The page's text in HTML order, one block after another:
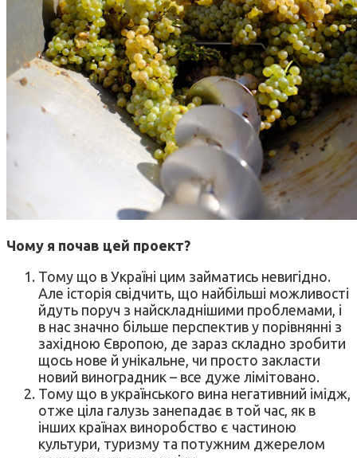
Чому я почав цей проект?
Тому що в Україні цим займатись невигідно.
Але історія свідчить, що найбільші можливості
йдуть поруч з найскладнішими проблемами, і
в нас значно більше перспектив у порівнянні з
західною Європою, де зараз складно зробити
щось нове й унікальне, чи просто закласти
новий виноградник – все дуже лімітовано.
Тому що в українського вина негативний імідж,
отже ціла галузь занепадає в той час, як в
інших країнах виноробство є частиною
культури, туризму та потужним джерелом